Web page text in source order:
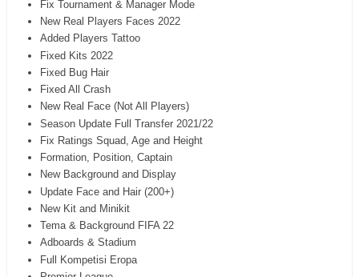
Fix Tournament & Manager Mode
New Real Players Faces 2022
Added Players Tattoo
Fixed Kits 2022
Fixed Bug Hair
Fixed All Crash
New Real Face (Not All Players)
Season Update Full Transfer 2021/22
Fix Ratings Squad, Age and Height
Formation, Position, Captain
New Background and Display
Update Face and Hair (200+)
New Kit and Minikit
Tema & Background FIFA 22
Adboards & Stadium
Full Kompetisi Eropa